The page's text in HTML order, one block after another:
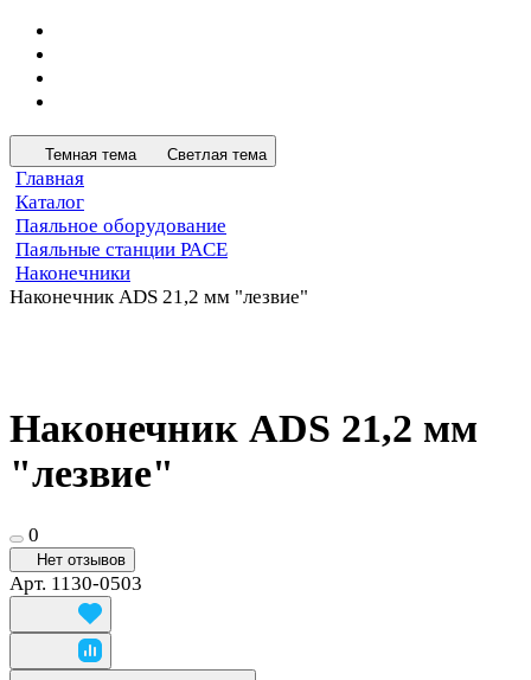
Темная тема Светлая тема
Главная
Каталог
Паяльное оборудование
Паяльные станции PACE
Наконечники
Наконечник ADS 21,2 мм "лезвие"
Наконечник ADS 21,2 мм
"лезвие"
0
Нет отзывов
Арт. 1130-0503